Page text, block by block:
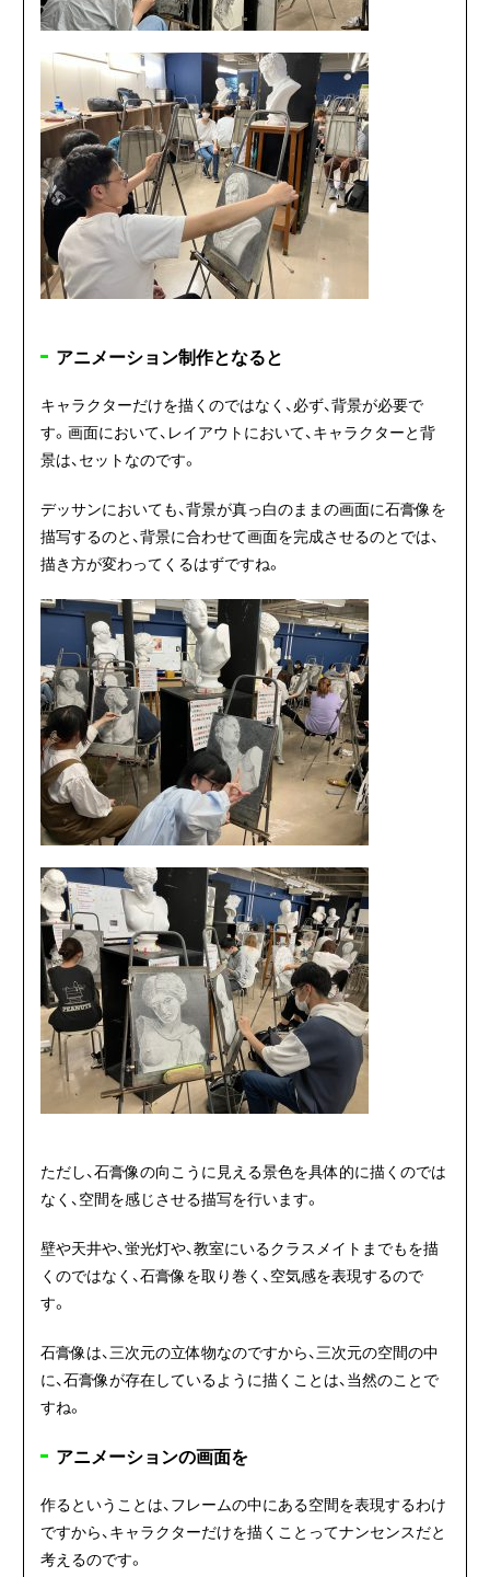
アニメーション制作となると
キャラクターだけを描くのではなく、必ず、背景が必要で
す。画面において、レイアウトにおいて、キャラクターと背
景は、セットなのです。
デッサンにおいても、背景が真っ白のままの画面に石膏像を
描写するのと、背景に合わせて画面を完成させるのとでは、
描き方が変わってくるはずですね。
ただし、石膏像の向こうに見える景色を具体的に描くのでは
なく、空間を感じさせる描写を行います。
壁や天井や、蛍光灯や、教室にいるクラスメイトまでもを描
くのではなく、石膏像を取り巻く、空気感を表現するので
す。
石膏像は、三次元の立体物なのですから、三次元の空間の中
に、石膏像が存在しているように描くことは、当然のことで
すね。
アニメーションの画面を
作るということは、フレームの中にある空間を表現するわけ
ですから、キャラクターだけを描くことってナンセンスだと
考えるのです。